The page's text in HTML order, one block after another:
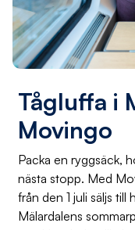
Tågluffa i
Movingo
Packa en ryggsäck,
nästa stopp. Med
från den 1 juli säljs
Mälardalens